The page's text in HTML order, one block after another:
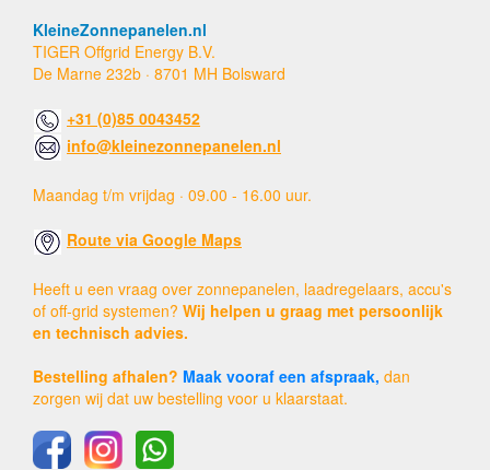
KleineZonnepanelen.nl
TIGER Offgrid Energy B.V.
De Marne 232b · 8701 MH Bolsward
+31 (0)85 0043452
info@kleinezonnepanelen.nl
Maandag t/m vrijdag · 09.00 - 16.00 uur.
Route via Google Maps
Heeft u een vraag over zonnepanelen, laadregelaars, accu's
of off-grid systemen? Wij helpen u graag met persoonlijk
en technisch advies.
Bestelling afhalen? Maak vooraf een afspraak, dan
zorgen wij dat uw bestelling voor u klaarstaat.